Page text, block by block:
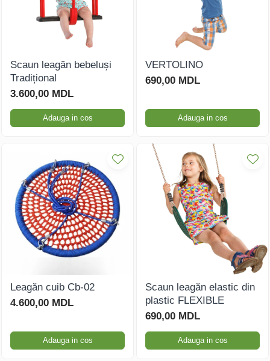
Scaun leagăn bebeluși
Tradițional
3.600,00 MDL
Adauga in cos
VERTOLINO
690,00 MDL
Adauga in cos
Leagăn cuib Cb-02
4.600,00 MDL
Adauga in cos
Scaun leagăn elastic din
plastic FLEXIBLE
690,00 MDL
Adauga in cos